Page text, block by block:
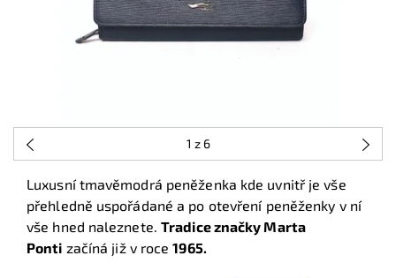
1 z 6
Luxusní tmavěmodrá peněženka kde uvnitř je vše
přehledně uspořádané a po otevření peněženky v ní
vše hned naleznete. Tradice značky Marta
Ponti začíná již v roce1965.